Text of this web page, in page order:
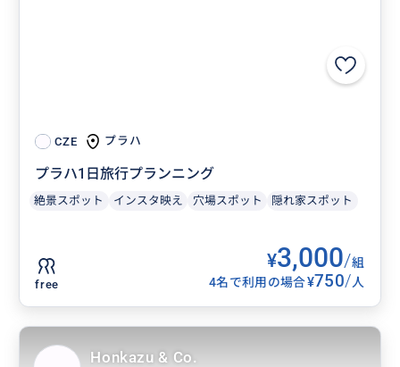
CZE プラハ
プラハ1日旅行プランニング
絶景スポット インスタ映え 穴場スポット 隠れ家スポット
free
¥3,000/組
4名で利用の場合¥750/人
Honkazu & Co.